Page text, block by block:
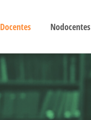
Docentes Nodocentes